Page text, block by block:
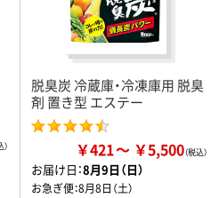
脱臭炭 冷蔵庫・冷凍庫用 脱臭
剤 置き型 エステー
￥421 ￥5,500
お届け日：8月9日（日）
お急ぎ便：8月8日（土）